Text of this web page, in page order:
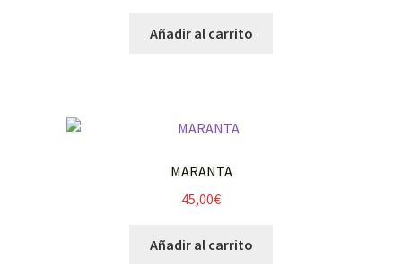
Añadir al carrito
MARANTA
45,00€
Añadir al carrito